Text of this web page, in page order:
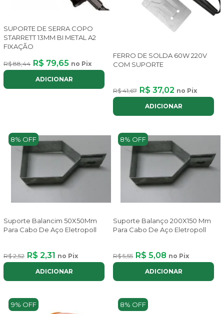
SUPORTE DE SERRA COPO
STARRETT 13MM BI METAL A2
FIXAÇÃO
R$ 88,44 R$ 79,65 no Pix
ADICIONAR
FERRO DE SOLDA 60W 220V
COM SUPORTE
R$ 41,67 R$ 37,02 no Pix
ADICIONAR
8% OFF
Suporte Balancim 50X50Mm
Para Cabo De Aço Eletropoll
R$ 2,52 R$ 2,31 no Pix
ADICIONAR
8% OFF
Suporte Balanço 200X150 Mm
Para Cabo De Aço Eletropoll
R$ 5,55 R$ 5,08 no Pix
ADICIONAR
9% OFF 8% OFF